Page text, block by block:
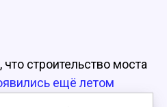
строительство моста
ещё летом